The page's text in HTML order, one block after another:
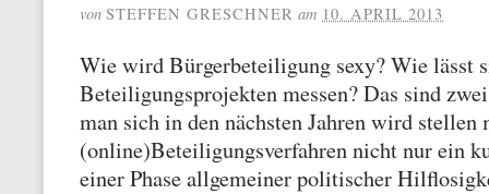
von STEFFEN GRESCHNER am 10. APRIL 2013
Wie wird Bürgerbeteiligung sexy? Wie lässt
Beteiligungsprojekten messen? Das sind
man sich in den nächsten Jahren wird stellen
(online)Beteiligungsverfahren nicht nur ein
einer Phase allgemeiner politischer